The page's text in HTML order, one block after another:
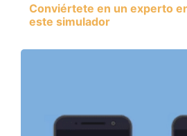
Conviértete en un experto
este simulador